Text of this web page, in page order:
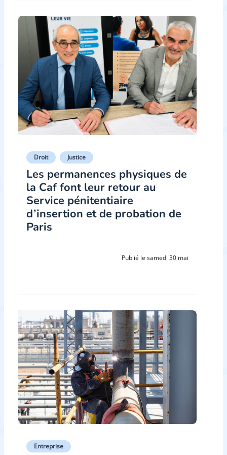
Droit Justice
Les permanences physiques de
la Caf font leur retour au
Service pénitentiaire
d’insertion et de probation de
Paris
Publié le samedi 30 mai
Entreprise